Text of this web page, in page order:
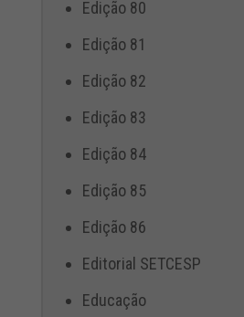
Edição 80
Edição 81
Edição 82
Edição 83
Edição 84
Edição 85
Edição 86
Editorial SETCESP
Educação